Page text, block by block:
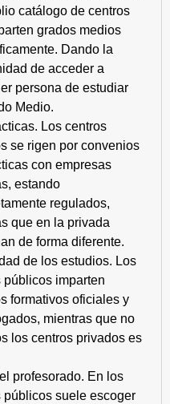
catálogo de centros
grados medios
Dando la
de acceder a
persona de estudiar
Medio.
Los centros
se rigen por convenios
con empresas
estando
regulados,
que en la privada
de forma diferente.
de los estudios. Los
públicos imparten
formativos oficiales y
mientras que no
los centros privados es
profesorado. En los
públicos suele escoger